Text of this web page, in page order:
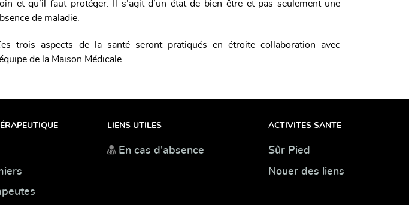
et qu’il faut protéger. Il s’agit d’un état de bien-être et pas seulement une
de maladie.
trois aspects de la santé seront pratiqués en étroite collaboration avec
de la Maison Médicale.
LIENS UTILES
En cas d'absence
ACTIVITES SANTE
Sûr Pied
Nouer des liens